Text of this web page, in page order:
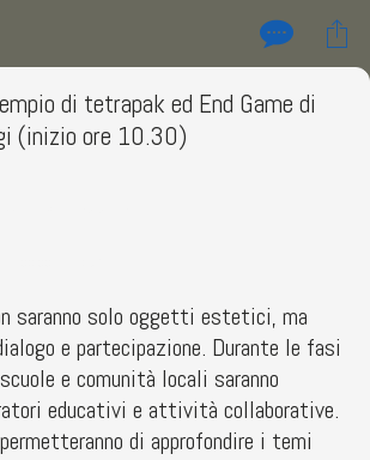
di tetrapak ed End Game di
(inizio ore 10.30)
saranno solo oggetti estetici, ma
e partecipazione. Durante le fasi
e comunità locali saranno
educativi e attività collaborative.
di approfondire i temi